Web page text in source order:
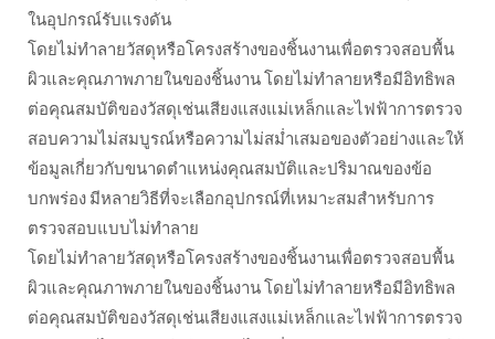
ในอุปกรณ์รับแรงดัน
โดยไม่ทำลายวัสดุหรือโครงสร้างของชิ้นงานเพื่อตรวจสอบพื้น
ผิวและคุณภาพภายในของชิ้นงาน โดยไม่ทำลายหรือมีอิทธิพล
ต่อคุณสมบัติของวัสดุเช่นเสียงแสงแม่เหล็กและไฟฟ้าการตรวจ
สอบความไม่สมบูรณ์หรือความไม่สม่ำเสมอของตัวอย่างและให้
ข้อมูลเกี่ยวกับขนาดตำแหน่งคุณสมบัติและปริมาณของข้อ
บกพร่อง มีหลายวิธีที่จะเลือกอุปกรณ์ที่เหมาะสมสำหรับการ
ตรวจสอบแบบไม่ทำลาย
โดยไม่ทำลายวัสดุหรือโครงสร้างของชิ้นงานเพื่อตรวจสอบพื้น
ผิวและคุณภาพภายในของชิ้นงาน โดยไม่ทำลายหรือมีอิทธิพล
ต่อคุณสมบัติของวัสดุเช่นเสียงแสงแม่เหล็กและไฟฟ้าการตรวจ